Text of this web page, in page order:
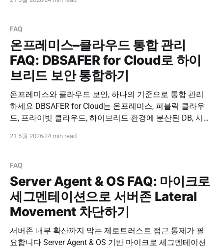
심 보안의 한계를 넘어 클라우드와 NoSQL까지 포함한 통
PNPSECURE · P-NAP · NoSQL Security · MongoDB
FAQ
온프레미스–클라우드 통합 관리
FAQ: DBSAFER for Cloud로 하이
브리드 보안 통합하기
온프레미스와 클라우드 보안, 하나의 기준으로 통합 관리
하세요 DBSAFER for Cloud는 온프레미스, 퍼블릭 클라우
드, 프라이빗 클라우드, 하이브리드 환경에 분산된 DB, 시
다. 클라우드 전환 이후에도 기존 보안 수준과 감사 추적성
DBSAFER for Cloud · Hybrid Cloud Security · DB Access
Control
21 5월 202624 min read
FAQ
Server Agent & OS FAQ: 마이크로
세그멘테이션으로 서버존 Lateral
Movement 차단하기
서버존 내부 확산까지 막는 제로트러스트 접근 통제가 필
요합니다 Server Agent & OS 기반 마이크로 세그멘테이션